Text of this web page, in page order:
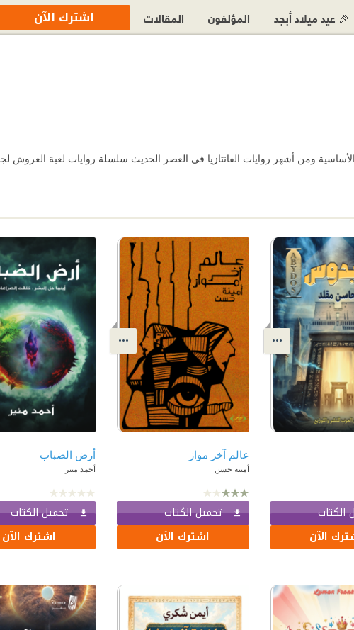
الأساسية ومن أشهر روايات الفانتازيا في العصر الحديث سلسلة روايات لعبة
الكتاب
الآن
عالم آخر مواز
أمينة حسن
تحميل الكتاب
اشترك الآن
أرض الضباب
أحمد منير
تحميل الكتاب
اشترك الآن
🎉 عيد ميلاد أبجد المؤلفون المقالات اشترك الآن